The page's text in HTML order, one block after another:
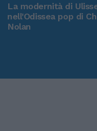
La modernità di
nell'Odissea pop di
Nolan